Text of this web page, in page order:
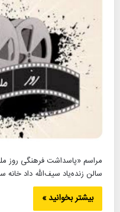
سالن زنده‌یاد سیف‌الله داد خانه
بیشتر بخوانید »